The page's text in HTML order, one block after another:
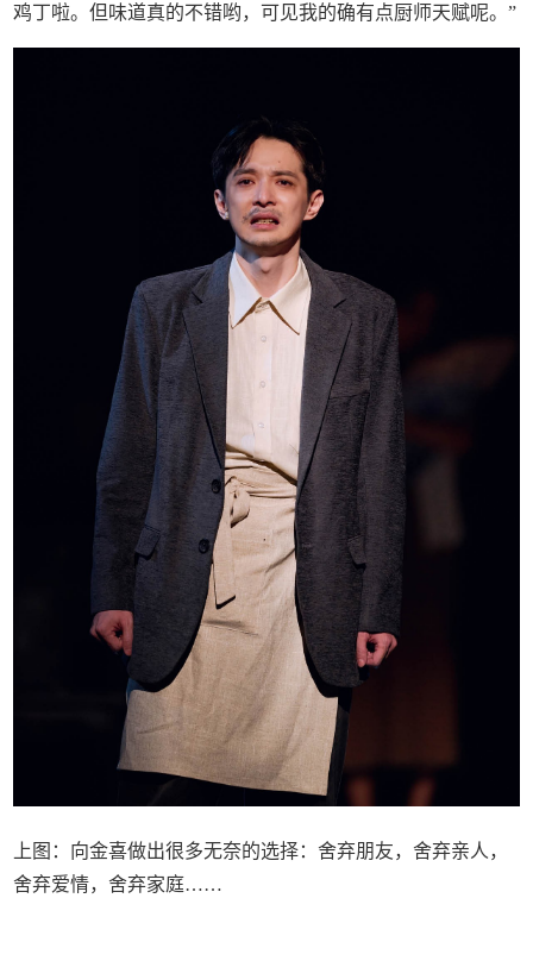
鸡丁啦。但味道真的不错哟，可见我的确有点厨师天赋呢。”
上图：向金喜做出很多无奈的选择：舍弃朋友，舍弃亲人，
舍弃爱情，舍弃家庭……